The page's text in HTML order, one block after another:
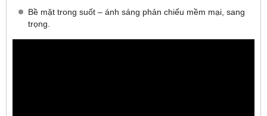
Bề mặt trong suốt – ánh sáng phản chiếu mềm mại, sang
trọng.